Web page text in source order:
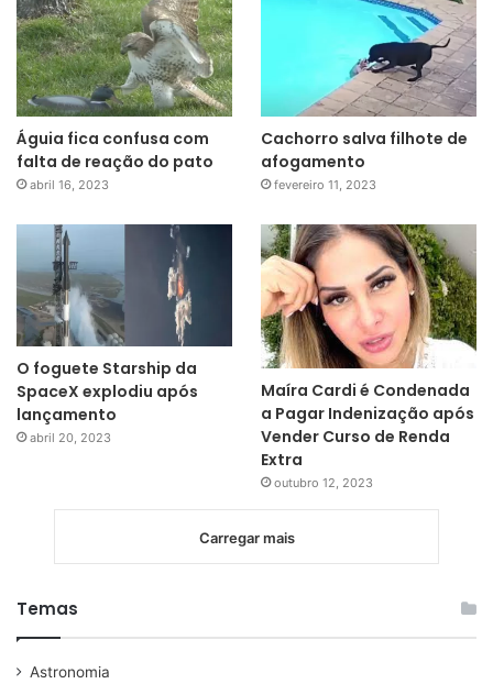
Águia fica confusa com
falta de reação do pato
abril 16, 2023
Cachorro salva filhote de
afogamento
fevereiro 11, 2023
O foguete Starship da
SpaceX explodiu após
lançamento
abril 20, 2023
Maíra Cardi é Condenada
a Pagar Indenização após
Vender Curso de Renda
Extra
outubro 12, 2023
Carregar mais
Temas
Astronomia